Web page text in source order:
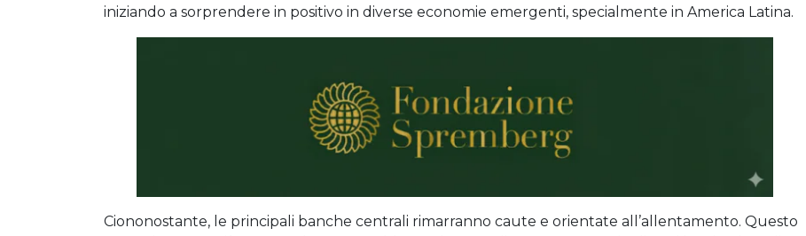
iniziando a sorprendere in positivo in diverse economie emergenti, specialmente in America Latina.
Ciononostante, le principali banche centrali rimarranno caute e orientate all’allentamento. Questo